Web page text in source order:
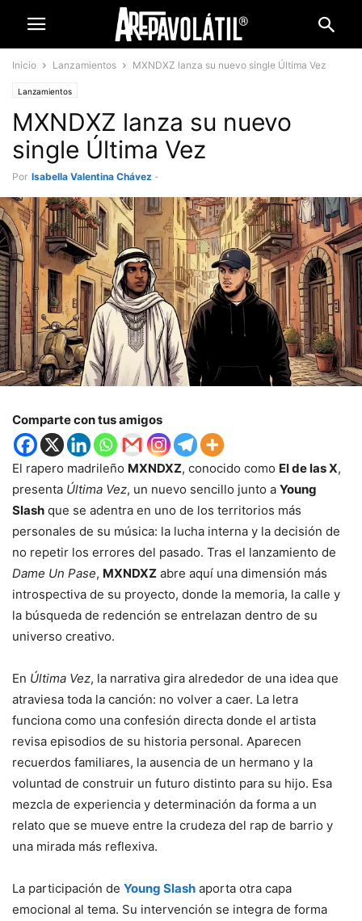
Inicio Lanzamientos MXNDXZ lanza su nuevo single Última Vez
Lanzamientos
MXNDXZ lanza su nuevo
single Última Vez
Por Isabella Valentina Chávez -
Comparte con tus amigos
El rapero madrileño MXNDXZ, conocido como El de las X,
presenta Última Vez, un nuevo sencillo junto a Young
Slash que se adentra en uno de los territorios más
personales de su música: la lucha interna y la decisión de
no repetir los errores del pasado. Tras el lanzamiento de
Dame Un Pase, MXNDXZ abre aquí una dimensión más
introspectiva de su proyecto, donde la memoria, la calle y
la búsqueda de redención se entrelazan dentro de su
universo creativo.
En Última Vez, la narrativa gira alrededor de una idea que
atraviesa toda la canción: no volver a caer. La letra
funciona como una confesión directa donde el artista
revisa episodios de su historia personal. Aparecen
recuerdos familiares, la ausencia de un hermano y la
voluntad de construir un futuro distinto para su hijo. Esa
mezcla de experiencia y determinación da forma a un
relato que se mueve entre la crudeza del rap de barrio y
una mirada más reflexiva.
La participación de Young Slash aporta otra capa
emocional al tema. Su intervención se integra de forma